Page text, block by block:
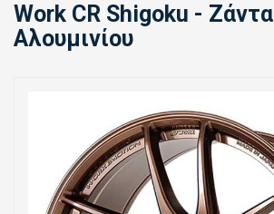
Work CR Shigoku - Ζάντα
Αλουμινίου